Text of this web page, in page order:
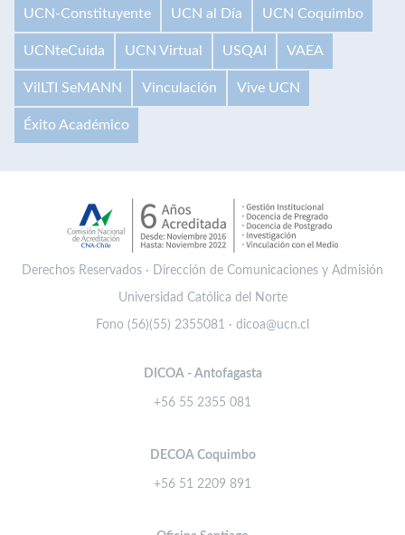
UCN-Constituyente UCN al Día UCN Coquimbo
UCNteCuida UCN Virtual USQAI VAEA
VilLTI SeMANN Vinculación Vive UCN
Éxito Académico
Derechos Reservados · Dirección de Comunicaciones y Admisión
Universidad Católica del Norte
Fono (56)(55) 2355081 · dicoa@ucn.cl
DICOA - Antofagasta
+56 55 2355 081
DECOA Coquimbo
+56 51 2209 891